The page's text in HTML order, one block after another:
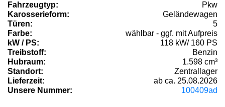
Fahrzeugtyp:
Pkw
Karosserieform:
Geländewagen
Türen:
5
Farbe:
wählbar - ggf. mit Aufpreis
kW / PS:
118 kW/ 160 PS
Treibstoff:
Benzin
Hubraum:
1.598 cm³
Standort:
Zentrallager
Lieferzeit:
ab ca. 25.08.2026
Unsere Nummer:
100409ad